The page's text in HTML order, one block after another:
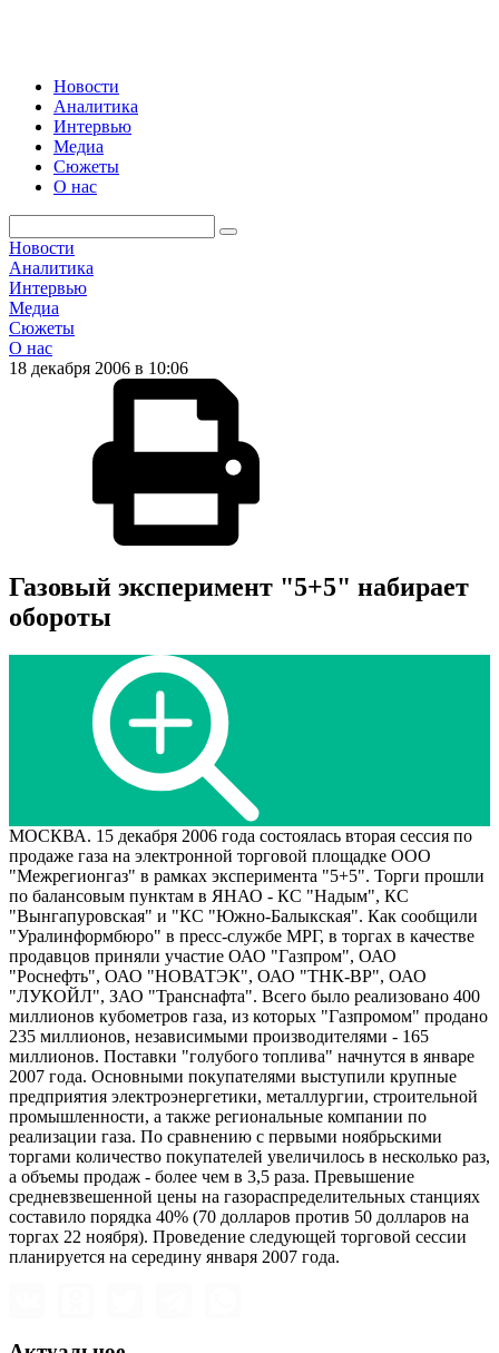
Новости
Аналитика
Интервью
Медиа
Сюжеты
О нас
Новости
Аналитика
Интервью
Медиа
Сюжеты
О нас
18 декабря 2006 в 10:06
Газовый эксперимент "5+5" набирает
обороты
МОСКВА. 15 декабря 2006 года состоялась вторая сессия по
продаже газа на электронной торговой площадке ООО
"Межрегионгаз" в рамках эксперимента "5+5". Торги прошли
по балансовым пунктам в ЯНАО - КС "Надым", КС
"Вынгапуровская" и "КС "Южно-Балыкская". Как сообщили
"Уралинформбюро" в пресс-службе МРГ, в торгах в качестве
продавцов приняли участие ОАО "Газпром", ОАО
"Роснефть", ОАО "НОВАТЭК", ОАО "ТНК-ВР", ОАО
"ЛУКОЙЛ", ЗАО "Транснафта". Всего было реализовано 400
миллионов кубометров газа, из которых "Газпромом" продано
235 миллионов, независимыми производителями - 165
миллионов. Поставки "голубого топлива" начнутся в январе
2007 года. Основными покупателями выступили крупные
предприятия электроэнергетики, металлургии, строительной
промышленности, а также региональные компании по
реализации газа. По сравнению с первыми ноябрьскими
торгами количество покупателей увеличилось в несколько раз,
а объемы продаж - более чем в 3,5 раза. Превышение
средневзвешенной цены на газораспределительных станциях
составило порядка 40% (70 долларов против 50 долларов на
торгах 22 ноября). Проведение следующей торговой сессии
планируется на середину января 2007 года.